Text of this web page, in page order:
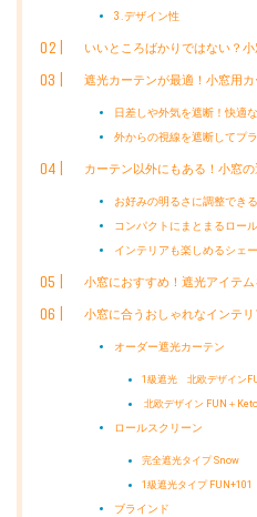
3.デザイン性
いいところばかりではない？
遮光カーテンが最適！小窓用
日差しや外気を遮断！快適
外からの視線を遮断してプ
カーテン以外にもある！小窓
お好みの明るさに調整でき
コンパクトにまとまるロー
インテリアも楽しめるシェ
小窓におすすめ！遮光アイテ
小窓に合うおしゃれなインテ
オーダー遮光カーテン
1級遮光 北欧デザイン
北欧デザイン FUN＋
ロールスクリーン
完全遮光タイプ Snow
1級遮光タイプ
ブラインド